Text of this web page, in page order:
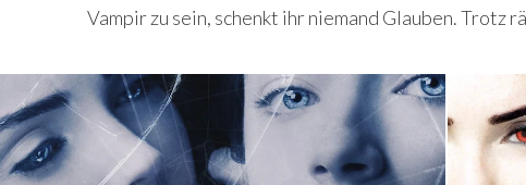
Vampir zu sein, schenkt ihr niemand Glauben. Trotz